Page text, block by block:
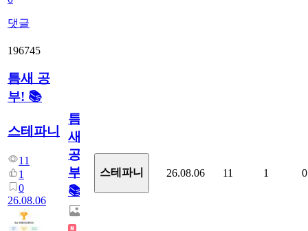
댓글
196745
틈새 공
부! 📚
스테파니
11
1
0
26.08.06
틈
새
공
부!
📚
스테파니 26.08.06 11 1 0